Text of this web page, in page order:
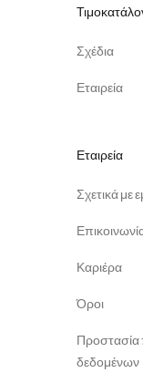
Σχέδια
Εταιρεία
Εταιρεία
Σχετικά με
Καριέρα
Όροι
δεδομένων